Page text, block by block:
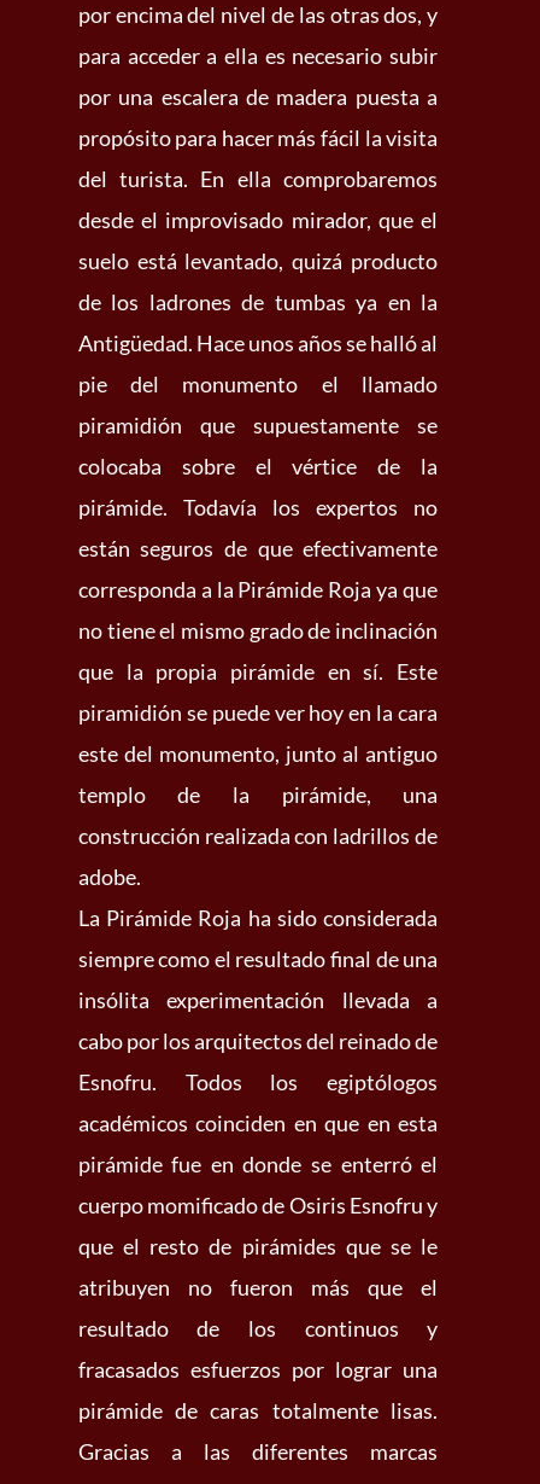
por encima del nivel de las otras dos, y
para acceder a ella es necesario subir
por una escalera de madera puesta a
propósito para hacer más fácil la visita
del turista. En ella comprobaremos
desde el improvisado mirador, que el
suelo está levantado, quizá producto
de los ladrones de tumbas ya en la
Antigüedad. Hace unos años se halló al
pie del monumento el llamado
piramidión que supuestamente se
colocaba sobre el vértice de la
pirámide. Todavía los expertos no
están seguros de que efectivamente
corresponda a la Pirámide Roja ya que
no tiene el mismo grado de inclinación
que la propia pirámide en sí. Este
piramidión se puede ver hoy en la cara
este del monumento, junto al antiguo
templo de la pirámide, una
construcción realizada con ladrillos de
adobe.
La Pirámide Roja ha sido considerada
siempre como el resultado final de una
insólita experimentación llevada a
cabo por los arquitectos del reinado de
Esnofru. Todos los egiptólogos
académicos coinciden en que en esta
pirámide fue en donde se enterró el
cuerpo momificado de Osiris Esnofru y
que el resto de pirámides que se le
atribuyen no fueron más que el
resultado de los continuos y
fracasados esfuerzos por lograr una
pirámide de caras totalmente lisas.
Gracias a las diferentes marcas